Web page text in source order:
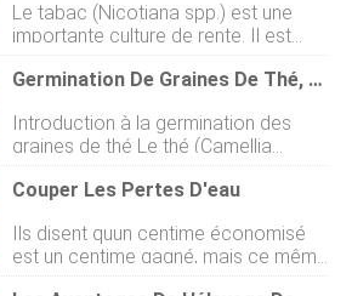
Le tabac (Nicotiana spp.) est une
importante culture de rente. Il est
élevé pour ses feuilles qui sont
utilisées comme produit de salaison.
cigarette ou narguilé, et également
utilisé comme tabac à priser ou
mâché comme liquide sous diverses
formes. LInde se classe troisième
dans la production mondiale de
tabac et deuxième dans les
exportations de tabac séché à lair
chaud. Il rapporte environ 577 crores
Germination De Graines De Thé, Conditions, Temps, Traiter
Introduction à la germination des
graines de thé Le thé (Camellia
sinensis) est lune des cultures de
boisson les plus économiques au
comme la boisson nationale. Bien
que, en raison du déracinement
danciennes plantations de semences
Couper Les Pertes D'eau
Ils disent quun centime économisé
est un centime gagné, mais ce même
axiome sapplique-t-il aux pertes